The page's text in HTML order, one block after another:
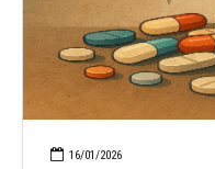
16/01/2026